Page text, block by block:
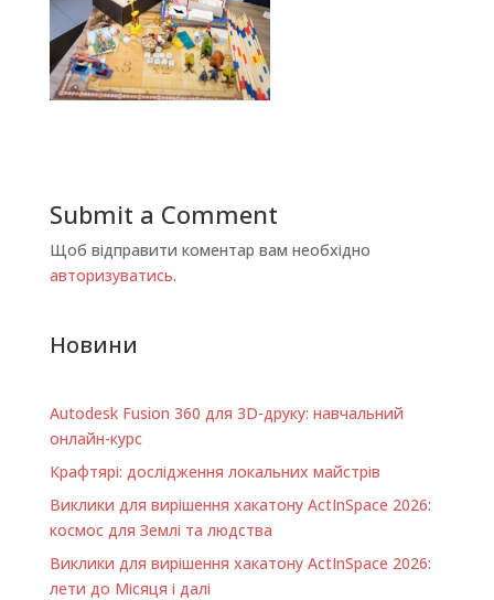
Submit a Comment
Щоб відправити коментар вам необхідно
авторизуватись.
Новини
Autodesk Fusion 360 для 3D-друку: навчальний
онлайн-курс
Крафтярі: дослідження локальних майстрів
Виклики для вирішення хакатону ActInSpace 2026:
космос для Землі та людства
Виклики для вирішення хакатону ActInSpace 2026:
лети до Місяця і далі